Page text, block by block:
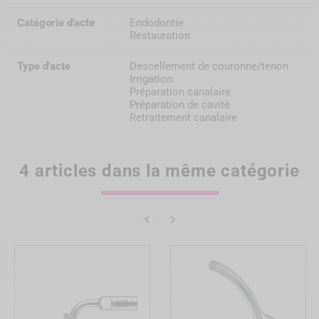
Catégorie d'acte
Endodontie
Restauration
Type d'acte
Descellement de couronne/tenon
Irrigation
Préparation canalaire
Préparation de cavité
Retraitement canalaire
4 articles dans la même catégorie
 